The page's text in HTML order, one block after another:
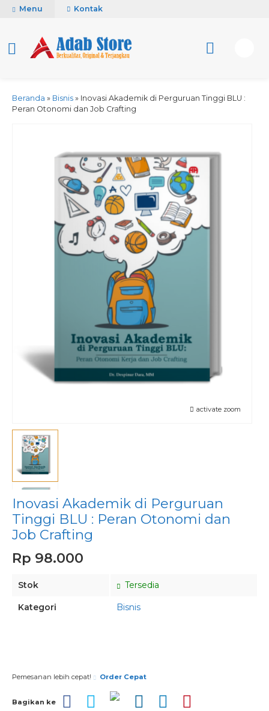
Menu Kontak
Beranda » Bisnis » Inovasi Akademik di Perguruan Tinggi BLU :
Peran Otonomi dan Job Crafting
activate zoom
Inovasi Akademik di Perguruan
Tinggi BLU : Peran Otonomi dan
Job Crafting
Rp 98.000
Stok Tersedia
Kategori Bisnis
Pemesanan lebih cepat! Order Cepat
Bagikan ke